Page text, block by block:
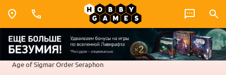
Age of SigmarOrderSeraphon